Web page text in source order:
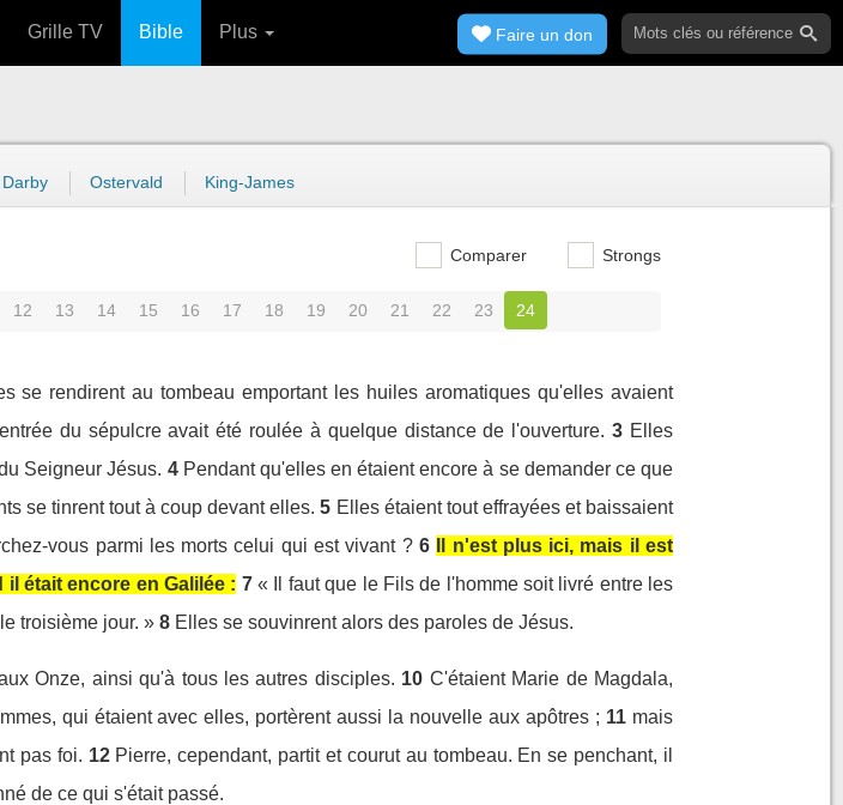
Grille TV Bible Plus Faire un don
Darby Ostervald King-James
Comparer Strongs
12 13 14 15 16 17 18 19 20 21 22 23 24
se rendirent au tombeau emportant les huiles aromatiques qu'elles avaient
du sépulcre avait été roulée à quelque distance de l'ouverture. 3 Elles
Seigneur Jésus. 4 Pendant qu'elles en étaient encore à se demander ce que
se tinrent tout à coup devant elles. 5 Elles étaient tout effrayées et baissaient
vous parmi les morts celui qui est vivant ? 6
Il n'est plus ici, mais il est
était encore en Galilée : 7 « Il faut que le Fils de l'homme soit livré entre les
troisième jour. » 8 Elles se souvinrent alors des paroles de Jésus.
Onze, ainsi qu'à tous les autres disciples. 10 C'étaient Marie de Magdala,
qui étaient avec elles, portèrent aussi la nouvelle aux apôtres ; 11 mais
pas foi. 12 Pierre, cependant, partit et courut au tombeau. En se penchant, il
de ce qui s'était passé.